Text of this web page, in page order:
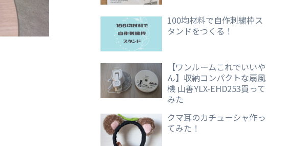
100均材料で自作刺繍枠ス
タンドをつくる！
【ワンルームこれでいいや
ん】収納コンパクトな扇風
機 山善YLX-EHD253買って
みた
クマ耳のカチューシャ作っ
てみた！